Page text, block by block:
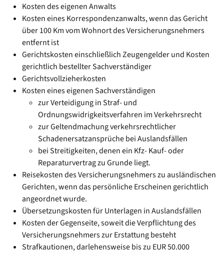
Kosten des eigenen Anwalts
Kosten eines Korrespondenzanwalts, wenn das Gericht
über 100 Km vom Wohnort des Versicherungsnehmers
entfernt ist
Gerichtskosten einschließlich Zeugengelder und Kosten
gerichtlich bestellter Sachverständiger
Gerichtsvollzieherkosten
Kosten eines eigenen Sachverständigen
zur Verteidigung in Straf- und
Ordnungswidrigkeitsverfahren im Verkehrsrecht
zur Geltendmachung verkehrsrechtlicher
Schadenersatzansprüche bei Auslandsfällen
bei Streitigkeiten, denen ein Kfz- Kauf- oder
Reparaturvertrag zu Grunde liegt.
Reisekosten des Versicherungsnehmers zu ausländischen
Gerichten, wenn das persönliche Erscheinen gerichtlich
angeordnet wurde.
Übersetzungskosten für Unterlagen in Auslandsfällen
Kosten der Gegenseite, soweit die Verpflichtung des
Versicherungsnehmers zur Erstattung besteht
Strafkautionen, darlehensweise bis zu EUR 50.000